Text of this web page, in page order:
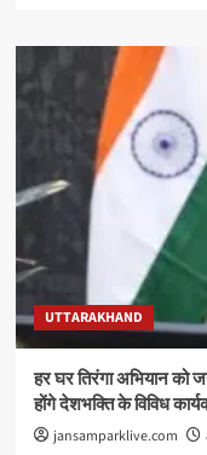
UTTARAKHAND
हर घर तिरंगा अभियान
होंगे देशभक्ति के विविध
jansamparklive.com